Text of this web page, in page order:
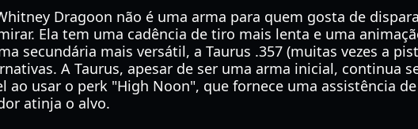
Dragoon não é uma arma para quem gosta de
Ela tem uma cadência de tiro mais lenta e uma
secundária mais versátil, a Taurus .357 (muitas vezes a
A Taurus, apesar de ser uma arma inicial, continua
ao usar o perk "High Noon", que fornece uma assistência
atinja o alvo.